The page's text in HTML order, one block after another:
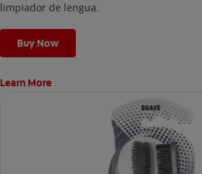
limpiador de lengua.
Buy Now
Learn More